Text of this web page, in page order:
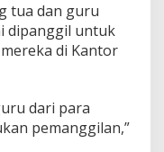
tua dan guru
dipanggil untuk
di Kantor
dari para
pemanggilan,”